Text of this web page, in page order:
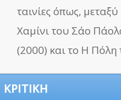
ταινίες όπως,
Χαμίνι του Σάο
(2000) και το Η Πόλη
ΚΡΙΤΙΚΗ